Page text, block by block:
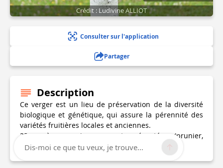
Crédit : Ludivine ALLIOT
Consulter sur l'application
Partager
Description
Ce verger est un lieu de préservation de la diversité
biologique et génétique, qui assure la pérennité des
variétés fruitières locales et anciennes.
23 espèces anciennes sont présentées (prunier,
poirier, cognassier, pommier jolibois...).
Dis-moi ce que tu veux, je trouve...